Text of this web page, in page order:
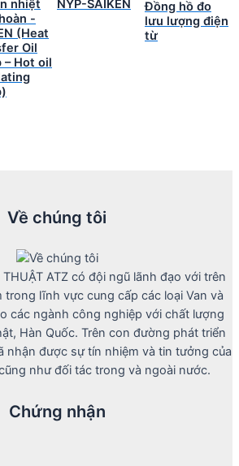
nhiệt
-
(Heat
Oil
– Hot oil
NYP-SAIKEN
Đồng hồ đo
lưu lượng điện
từ
Về chúng tôi
THUẬT ATZ có đội ngũ lãnh đạo với trên
trong lĩnh vực cung cấp các loại Van và
các ngành công nghiệp với chất lượng
Hàn Quốc. Trên con đường phát triển
nhận được sự tín nhiệm và tin tưởng của
như đối tác trong và ngoài nước.
Chứng nhận